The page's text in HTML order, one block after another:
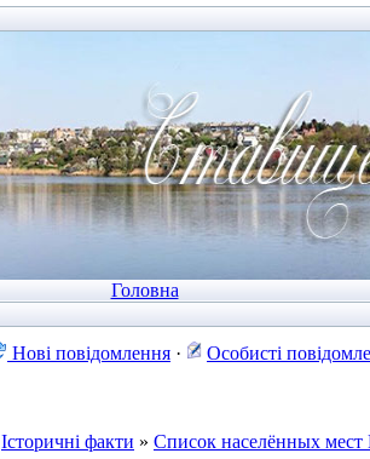
Головна
Нові повідомлення · Особисті
Історичні факти » Список населённых мест